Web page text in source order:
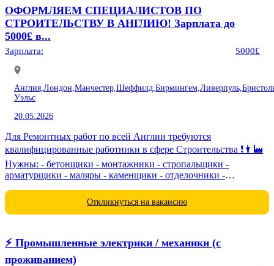
ОФОРМЛЯЕМ СПЕЦИАЛИСТОВ ПО
СТРОИТЕЛЬСТВУ В АНГЛИЮ! Зарплата до
5000£ в...
Зарплата: 5000£
Англия, Лондон, Манчестер, Шеффилд, Бирмингем, Ливерпуль,
Уэльс
20.05.2026
Для Ремонтных работ по всей Англии требуются
квалифицированные работники в сфере Строительства ❗️👨‍🏭
Нужны: - бетонщики - монтажники - стропальщики -
арматурщики - маляры - каменщики - отделочники -
Откликнуться на вакансию
⚡️ Промышленные электрики / механики (с
проживанием)